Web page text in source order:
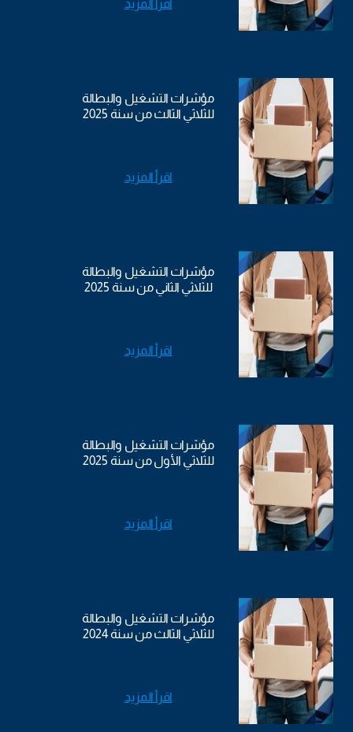
اقرأ المزيد
مؤشرات التشغيل والبطالة
للثلاثي الثالث من سنة 2025
اقرأ المزيد
مؤشرات التشغيل والبطالة
للثلاثي الثاني من سنة 2025
اقرأ المزيد
مؤشرات التشغيل والبطالة
للثلاثي الأول من سنة 2025
اقرأ المزيد
مؤشرات التشغيل والبطالة
للثلاثي الثالث من سنة 2024
اقرأ المزيد